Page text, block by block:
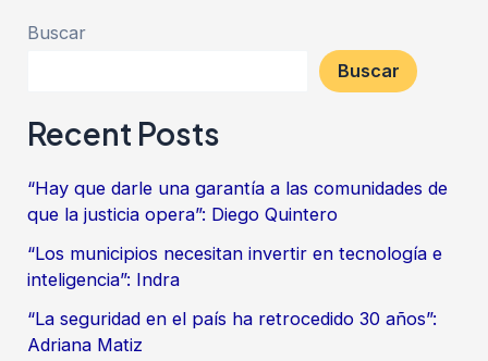
Buscar
Buscar
Recent Posts
“Hay que darle una garantía a las comunidades de
que la justicia opera”: Diego Quintero
“Los municipios necesitan invertir en tecnología e
inteligencia”: Indra
“La seguridad en el país ha retrocedido 30 años”:
Adriana Matiz